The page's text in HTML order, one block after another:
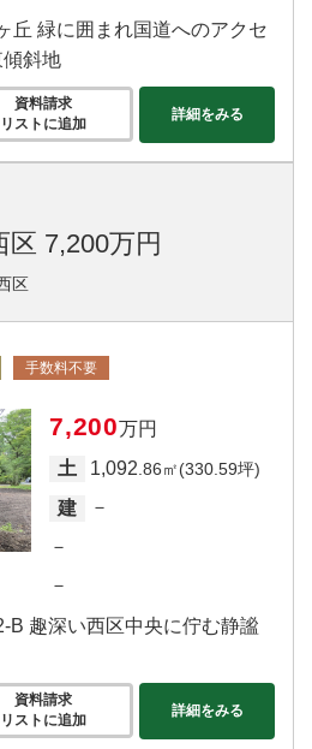
丘 緑に囲まれ国道へのアクセ
斜地
資料請求
リストに追加
詳細をみる
7,200万円
区
手数料不要
7,200万円
土
1,092 .86㎡(330.59坪)
建
－
－
－
趣深い西区中央に佇む静謐
資料請求
リストに追加
詳細をみる